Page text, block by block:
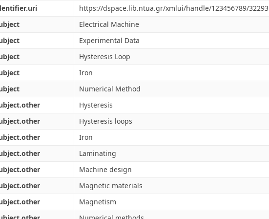
https://dspace.lib.ntua.gr/xmlui/handle/123456789/32293
Electrical Machine
Experimental Data
Hysteresis Loop
Iron
Numerical Method
Hysteresis
Hysteresis loops
Iron
Laminating
Machine design
Magnetic materials
Magnetism